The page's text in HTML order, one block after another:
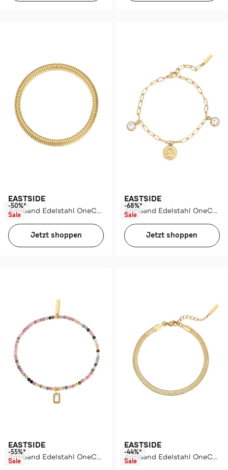
EASTSIDE
Armband Edelstahl OneColor
-50%*
Sale
Jetzt shoppen
EASTSIDE
Armband Edelstahl OneColor
-68%*
Sale
Jetzt shoppen
EASTSIDE
Armband Edelstahl OneColor
-55%*
Sale
EASTSIDE
Armband Edelstahl OneColor
-44%*
Sale